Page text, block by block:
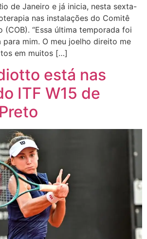
de Janeiro e já inicia, nesta sexta-
nas instalações do Comitê
(COB). “Essa última temporada foi
mim. O meu joelho direito me
em muitos […]
está nas
ITF W15 de